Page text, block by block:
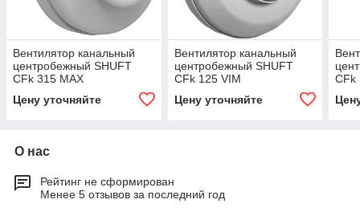
Вентилятор канальный
центробежный SHUFT
CFk 315 MAX
Цену уточняйте
Вентилятор канальный
центробежный SHUFT
CFk 125 VIM
Цену уточняйте
CFk
О нас
Рейтинг не сформирован
Менее 5 отзывов за последний год